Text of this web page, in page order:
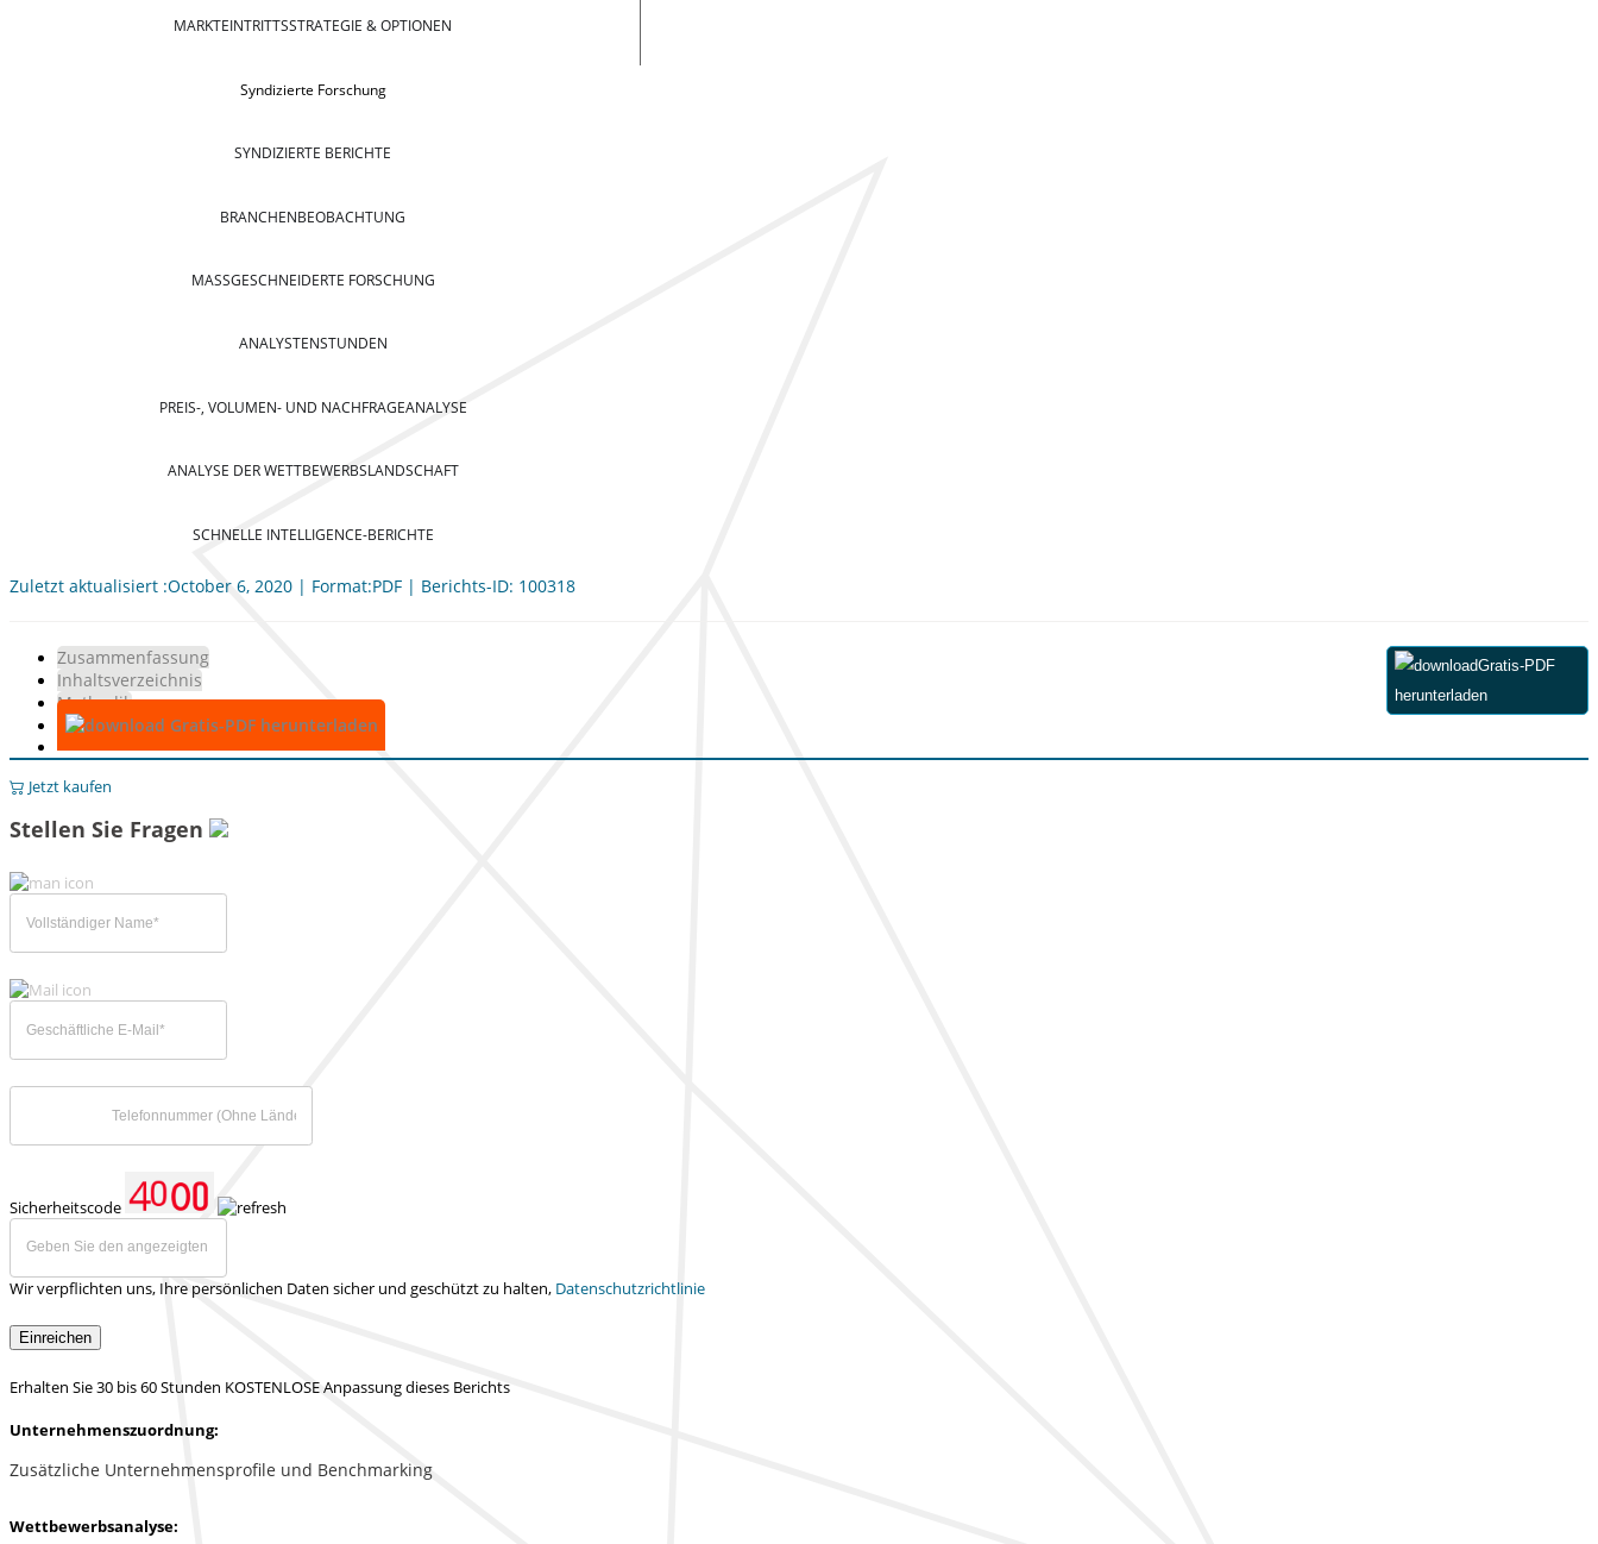
MARKTEINTRITTSSTRATEGIE & OPTIONEN
Syndizierte Forschung
SYNDIZIERTE BERICHTE
BRANCHENBEOBACHTUNG
MASSGESCHNEIDERTE FORSCHUNG
ANALYSTENSTUNDEN
PREIS-, VOLUMEN- UND NACHFRAGEANALYSE
ANALYSE DER WETTBEWERBSLANDSCHAFT
SCHNELLE INTELLIGENCE-BERICHTE
Zuletzt aktualisiert :October 6, 2020 | Format:PDF | Berichts-ID: 100318
Zusammenfassung
Inhaltsverzeichnis
Methodik
Gratis-PDF herunterladen
Gratis-PDF
herunterladen
Jetzt kaufen
Stellen Sie Fragen
Sicherheitscode
Wir verpflichten uns, Ihre persönlichen Daten sicher und geschützt zu halten, Datenschutzrichtlinie
Einreichen
Erhalten Sie 30 bis 60 Stunden KOSTENLOSE Anpassung dieses Berichts
Unternehmenszuordnung:
Zusätzliche Unternehmensprofile und Benchmarking
Wettbewerbsanalyse: